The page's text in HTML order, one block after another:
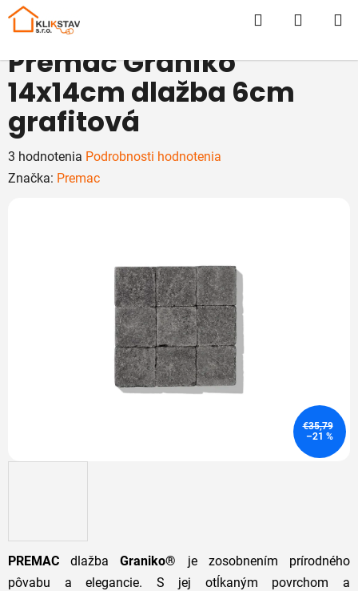
Prejsť
Hľadať
PREMAC dlažbaGraniko® je zosobnením prírodného
pôvabu a elegancie. S jej otĺkaným povrchom a
Premac Graniko
14x14cm dlažba 6cm
grafitová
Priemerné
hodnotenie
3 hodnotenia Podrobnosti hodnotenia
Značka: Premac
€35,79
–21 %